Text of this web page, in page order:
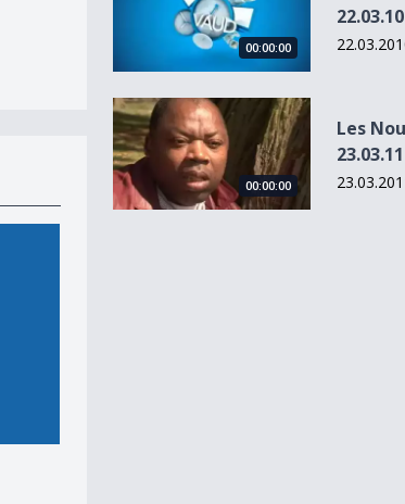
00:00:00
22.03.10
Les Nouvelles VD du 23.03.11
00:00:00
Les
23.03.11